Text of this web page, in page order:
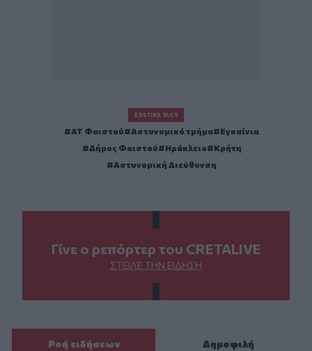
ΣΧΕΤΙΚΆ TAGS
ΑΤ Φαιστού Αστυνομικό τμήμα
Εγκαίνια
Δήμος Φαιστού
Ηράκλειο
Κρήτη
Αστυνομική Διεύθυνση
Γίνε ο ρεπόρτερ του CRETALIVE
ΣΤΕΊΛΕ ΤΗΝ ΕΊΔΗΣΗ
Ροή ειδήσεων Δημοφιλή